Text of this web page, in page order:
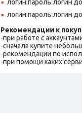
логин:пароль:логин
логин:пароль:логин
Рекомендации к
-при работе с
-сначала купите
-рекомендации по
-при помощи каких